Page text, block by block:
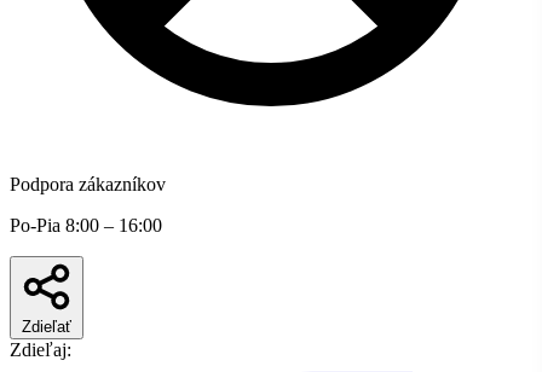
Podpora zákazníkov
Po-Pia 8:00 – 16:00
Zdieľať
Zdieľaj: